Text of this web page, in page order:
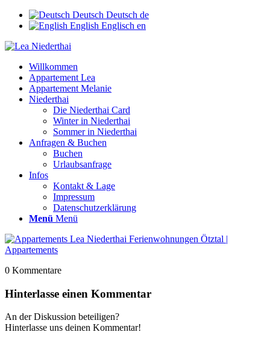
Deutsch Deutsch de
English Englisch en
Willkommen
Appartement Lea
Appartement Melanie
Niederthai
Die Niederthai Card
Winter in Niederthai
Sommer in Niederthai
Anfragen & Buchen
Buchen
Urlaubsanfrage
Infos
Kontakt & Lage
Impressum
Datenschutzerklärung
Menü Menü
0 Kommentare
Hinterlasse einen Kommentar
An der Diskussion beteiligen?
Hinterlasse uns deinen Kommentar!